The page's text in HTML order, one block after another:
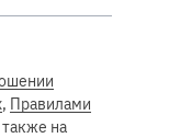
, Правилами
также на